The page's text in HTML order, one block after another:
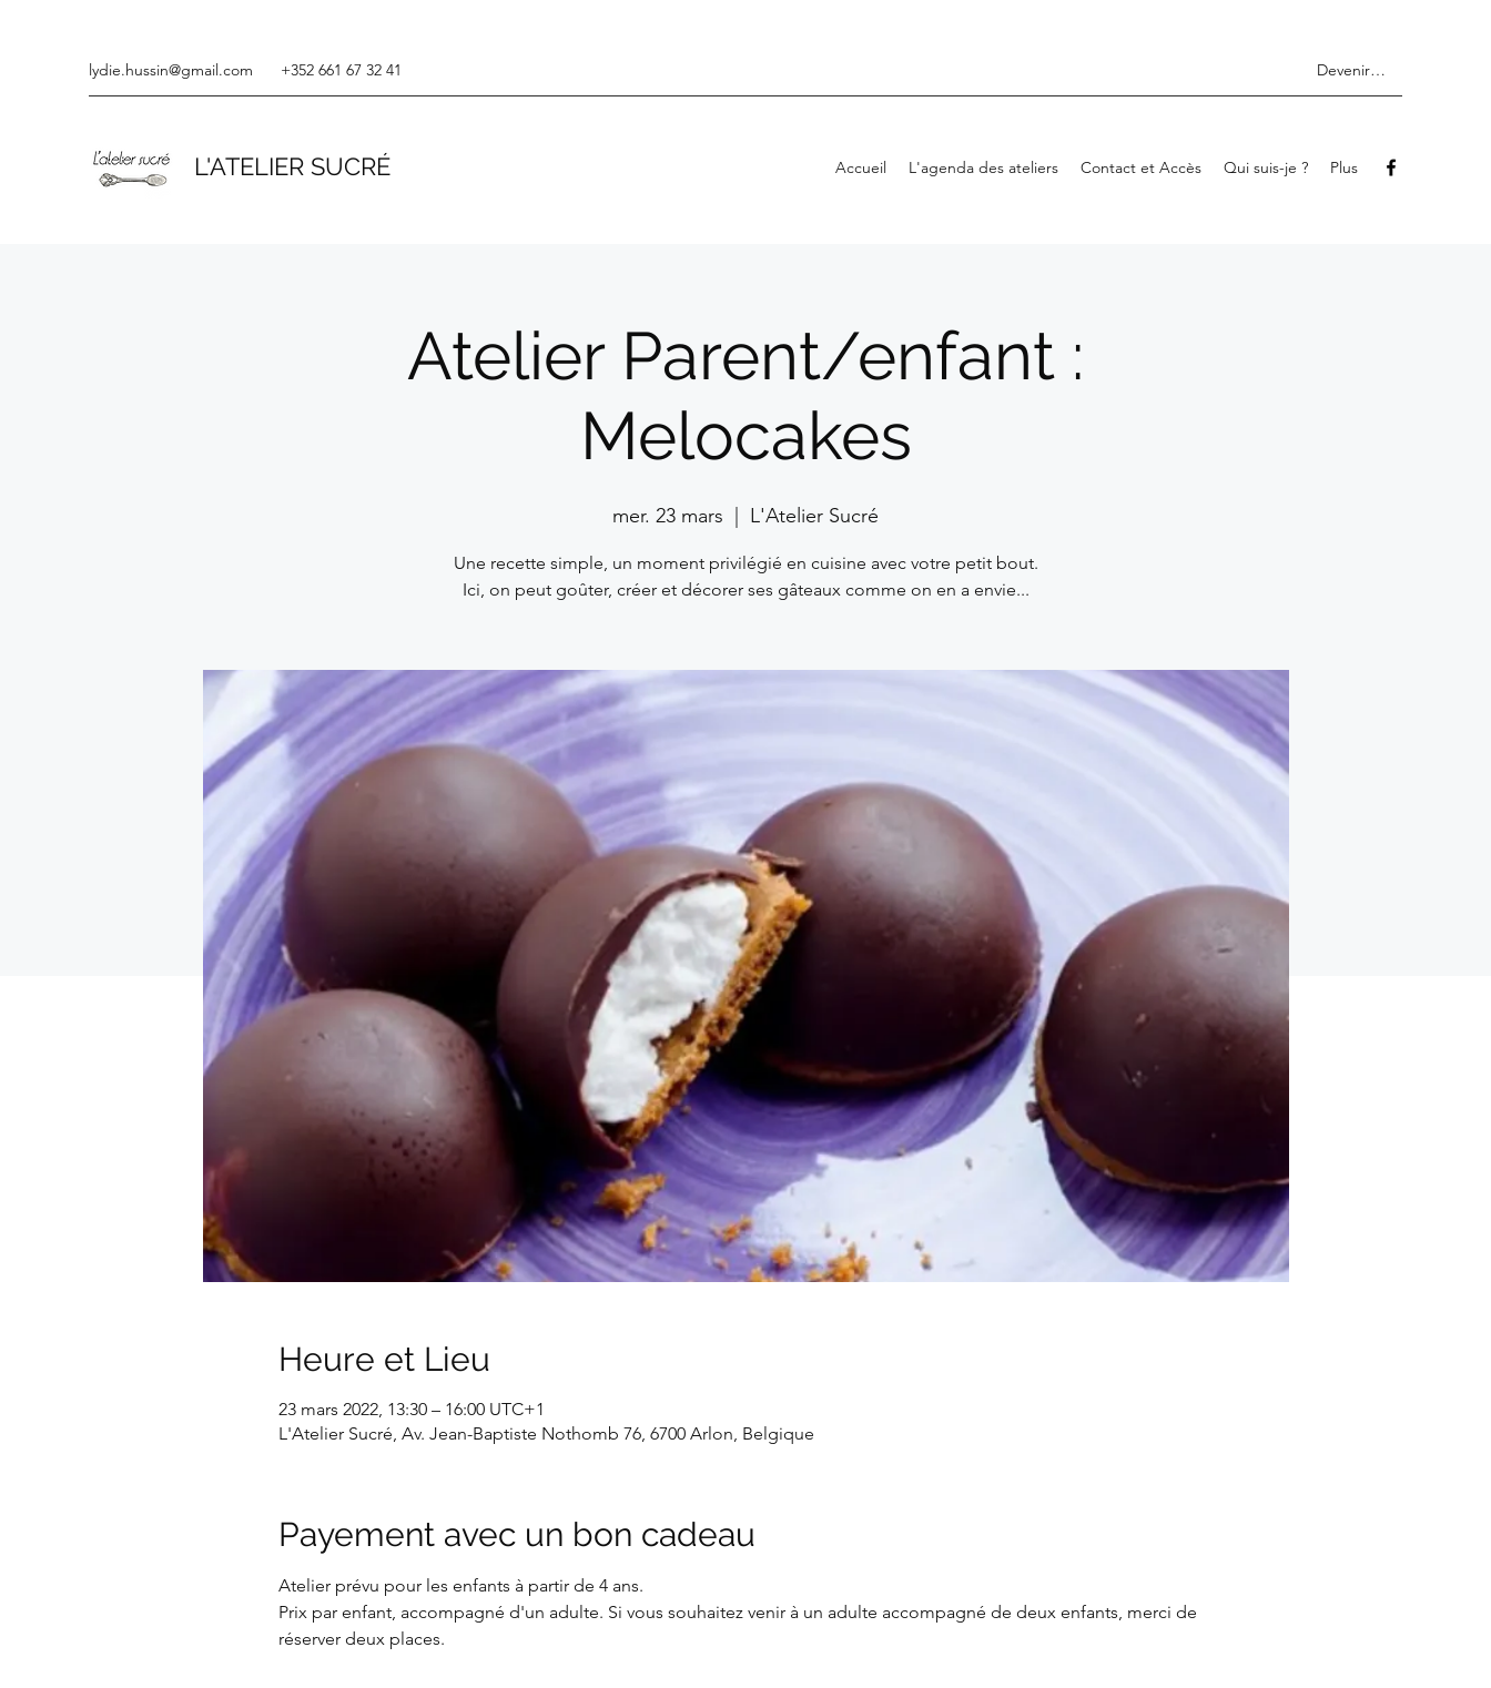
lydie.hussin@gmail.com +352 661 67 32 41 Devenir membre
L'ATELIER SUCRÉ Accueil L'agenda des ateliers Contact et Accès Qui suis-je ? Plus
Atelier Parent/enfant :
Melocakes
mer. 23 mars L'Atelier Sucré
Une recette simple, un moment privilégié en cuisine avec votre petit bout.
Ici, on peut goûter, créer et décorer ses gâteaux comme on en a envie...
Heure et Lieu
23 mars 2022, 13:30 – 16:00 UTC+1
L'Atelier Sucré, Av. Jean-Baptiste Nothomb 76, 6700 Arlon, Belgique
Payement avec un bon cadeau
Atelier prévu pour les enfants à partir de 4 ans.
Prix par enfant, accompagné d'un adulte. Si vous souhaitez venir à un adulte accompagné de deux enfants, merci de
réserver deux places.